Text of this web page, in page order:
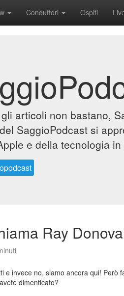
Conduttori Ospiti
articoli non bastano,
SaggioPodcast si
e della tecnologia in
Ray
e invece no, siamo ancora qui! Però
dimenticato?